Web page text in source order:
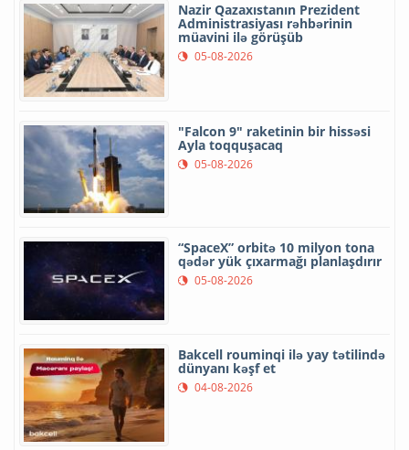
Nazir Qazaxıstanın Prezident
Administrasiyası rəhbərinin
müavini ilə görüşüb
05-08-2026
"Falcon 9" raketinin bir hissəsi
Ayla toqquşacaq
05-08-2026
“SpaceX” orbitə 10 milyon tona
qədər yük çıxarmağı planlaşdırır
05-08-2026
Bakcell rouminqi ilə yay tətilində
dünyanı kəşf et
04-08-2026